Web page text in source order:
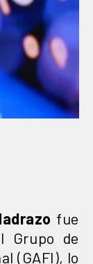
fue
Grupo de
(GAFI), lo